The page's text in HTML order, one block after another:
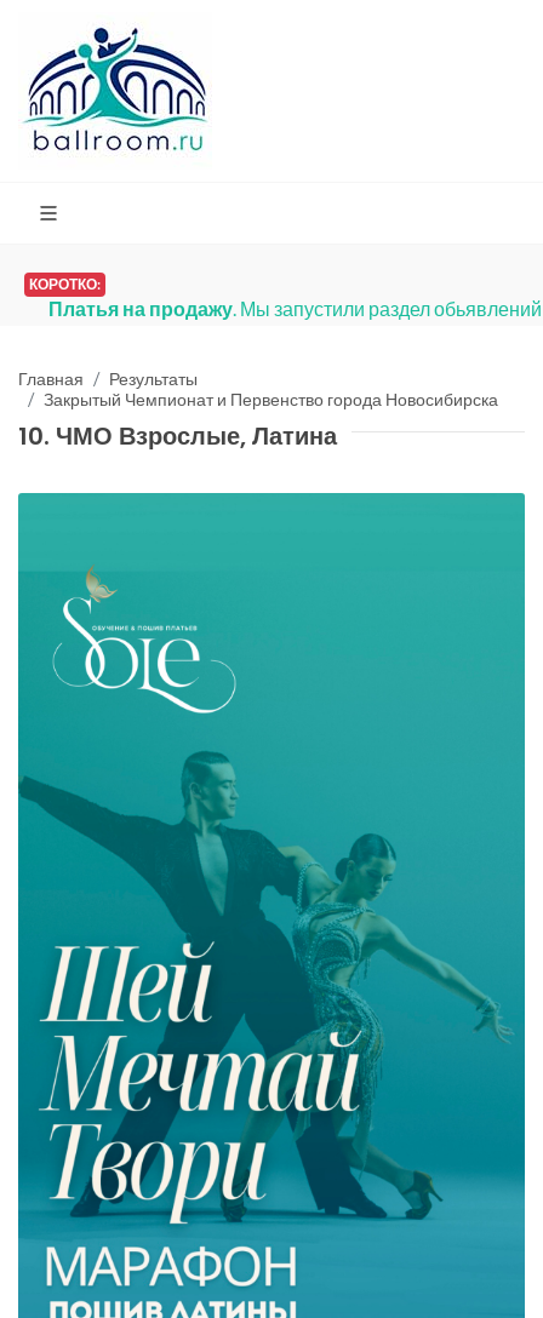
КОРОТКО:
Платья на продажу. Мы запустили раздел
Главная
Результаты
Закрытый Чемпионат и Первенство города Новосибирска
10. ЧМО Взрослые, Латина